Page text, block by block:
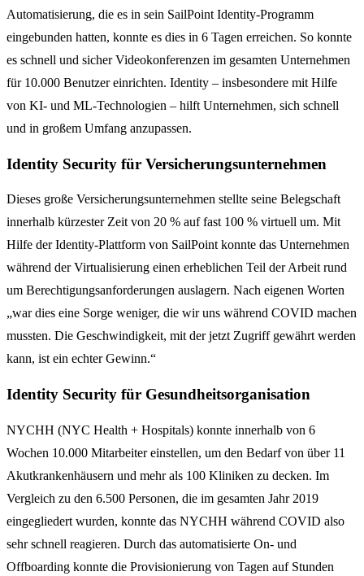
Automatisierung, die es in sein SailPoint Identity-Programm
eingebunden hatten, konnte es dies in 6 Tagen erreichen. So konnte
es schnell und sicher Videokonferenzen im gesamten Unternehmen
für 10.000 Benutzer einrichten. Identity – insbesondere mit Hilfe
von KI- und ML-Technologien – hilft Unternehmen, sich schnell
und in großem Umfang anzupassen.
Identity Security für Versicherungsunternehmen
Dieses große Versicherungsunternehmen stellte seine Belegschaft
innerhalb kürzester Zeit von 20 % auf fast 100 % virtuell um. Mit
Hilfe der Identity-Plattform von SailPoint konnte das Unternehmen
während der Virtualisierung einen erheblichen Teil der Arbeit rund
um Berechtigungsanforderungen auslagern. Nach eigenen Worten
„war dies eine Sorge weniger, die wir uns während COVID machen
mussten. Die Geschwindigkeit, mit der jetzt Zugriff gewährt werden
kann, ist ein echter Gewinn.“
Identity Security für Gesundheitsorganisation
NYCHH (NYC Health + Hospitals) konnte innerhalb von 6
Wochen 10.000 Mitarbeiter einstellen, um den Bedarf von über 11
Akutkrankenhäusern und mehr als 100 Kliniken zu decken. Im
Vergleich zu den 6.500 Personen, die im gesamten Jahr 2019
eingegliedert wurden, konnte das NYCHH während COVID also
sehr schnell reagieren. Durch das automatisierte On- und
Offboarding konnte die Provisionierung von Tagen auf Stunden